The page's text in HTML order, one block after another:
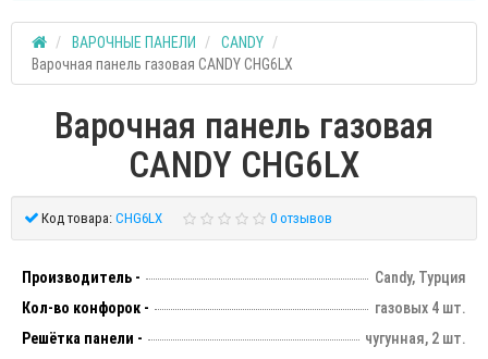
ВАРОЧНЫЕ ПАНЕЛИ
CANDY
Варочная панель газовая CANDY CHG6LX
Варочная панель газовая
CANDY CHG6LX
Код товара: CHG6LX 0 отзывов
Производитель -
Candy, Турция
Кол-во конфорок -
газовых 4 шт.
Решётка панели -
чугунная, 2 шт.